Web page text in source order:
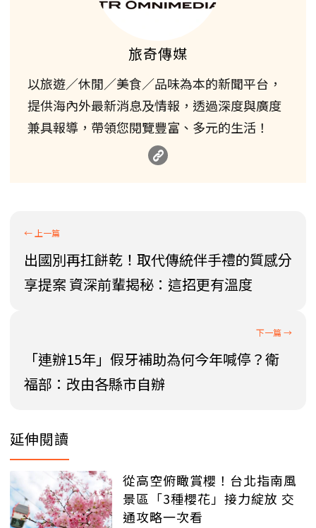
旅奇傳媒
以旅遊／休閒／美食／品味為本的新聞平台，
提供海內外最新消息及情報，透過深度與廣度
兼具報導，帶領您閱覽豐富、多元的生活！
出國別再扛餅乾！取代傳統伴手禮的質感分
享提案 資深前輩揭秘：這招更有溫度
「連辦15年」假牙補助為何今年喊停？衛
福部：改由各縣市自辦
延伸閱讀
從高空俯瞰賞櫻！台北指南風
景區「3種櫻花」接力綻放 交
通攻略一次看